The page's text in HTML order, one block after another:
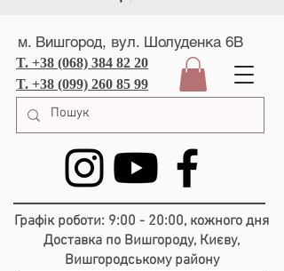
м. Вишгород, вул. Шолуденка 6В
T. +38 (068) 384 82 20
T. +38 (099) 260 85 99
Графік роботи: 9:00 - 20:00, кожного дня
Доставка по Вишгороду, Києву,
Вишгородському району